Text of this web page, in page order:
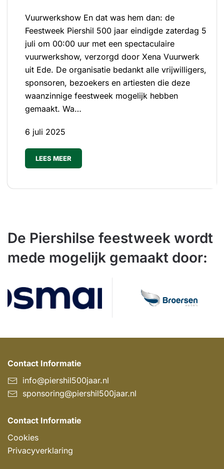
Vuurwerkshow En dat was hem dan: de
Feestweek Piershil 500 jaar eindigde zaterdag 5
juli om 00:00 uur met een spectaculaire
vuurwerkshow, verzorgd door Xena Vuurwerk
uit Ede. De organisatie bedankt alle vrijwilligers,
sponsoren, bezoekers en artiesten die deze
waanzinnige feestweek mogelijk hebben
gemaakt. Wa…
6 juli 2025
LEES MEER
De Piershilse feestweek wordt
mede mogelijk gemaakt door:
Contact Informatie
info@piershil500jaar.nl
sponsoring@piershil500jaar.nl
Contact Informatie
Cookies
Privacyverklaring